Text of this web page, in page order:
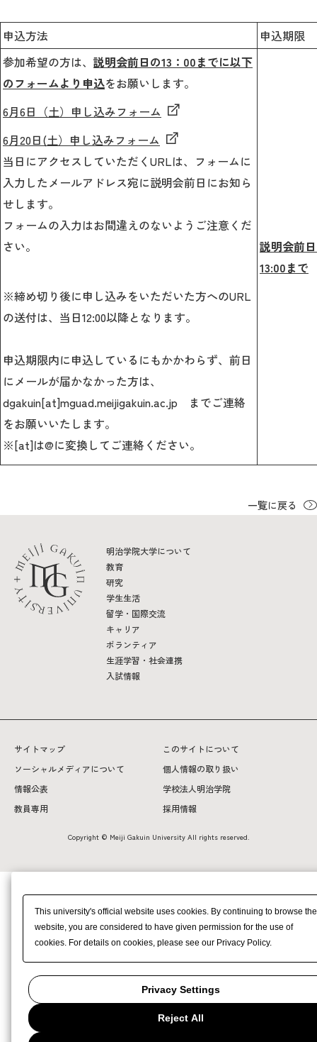
申込方法
申込期限
参加希望の方は、 説明会前日の13：00までに以下
のフォームより申込をお願いします。
6月6日（土）申し込みフォーム
6月20日(土）申し込みフォーム
当日にアクセスしていただくURLは、フォームに
入力したメールアドレス宛に説明会前日にお知ら
せします。
フォームの入力はお間違えのないようご注意くだ
さい。
※締め切り後に申し込みをいただいた方へのURL
の送付は、当日12:00以降となります。
申込期限内に申込しているにもかかわらず、前日
にメールが届かなかった方は、
dgakuin[at]mguad.meijigakuin.ac.jp までご連絡
をお願いいたします。
※[at]は@に変換してご連絡ください。
説明会前
13:00まで
一覧に戻る
明治学院大学について
教育
研究
学生生活
留学・国際交流
キャリア
ボランティア
生涯学習・社会連携
入試情報
サイトマップ
このサイトについて
ソーシャルメディアについて
個人情報の取り扱い
情報公表
学校法人明治学院
教員専用
採用情報
Copyright © Meiji Gakuin University All rights reserved.
This university's official website uses cookies. By continuing to browse the
website, you are considered to have given permission for the use of
cookies. For details on cookies, please see our Privacy Policy.
Privacy Settings
Reject All